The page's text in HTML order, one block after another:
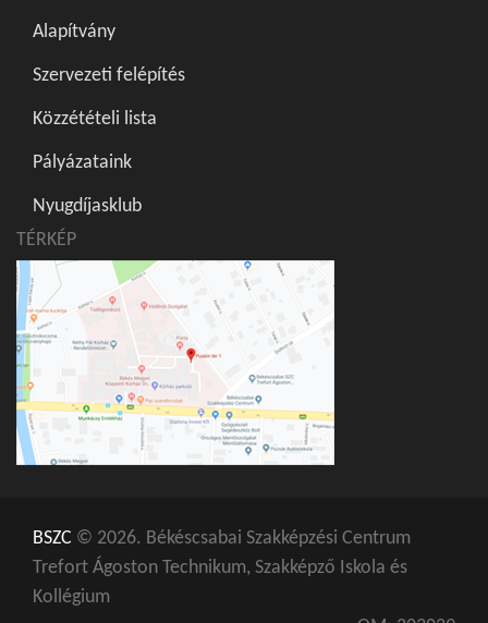
Alapítvány
Szervezeti felépítés
Közzétételi lista
Pályázataink
Nyugdíjasklub
TÉRKÉP
BSZC © 2026. Békéscsabai Szakképzési Centrum
Trefort Ágoston Technikum, Szakképző Iskola és
Kollégium